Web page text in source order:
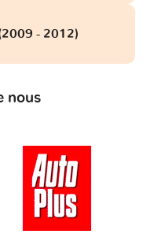
- 2012)
nous